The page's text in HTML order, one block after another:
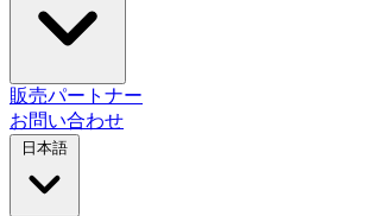
販売パートナー
お問い合わせ